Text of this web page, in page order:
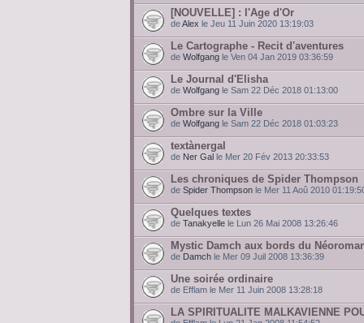
[NOUVELLE] : l'Age d'Or
deAlex le Jeu 11 Juin 2020 13:19:03
Le Cartographe - Recit d'aventures
de Wolfgang le Ven 04 Jan 2019 03:36:59
Le Journal d'Elisha
de Wolfgang le Sam 22 Déc 2018 01:13:00
Ombre sur la Ville
de Wolfgang le Sam 22 Déc 2018 01:03:23
textànergal
de Ner Gal le Mer 20 Fév 2013 20:33:53
Les chroniques de Spider Thompson
de Spider Thompson le Mer 11 Aoû 2010
Quelques textes
de Tanakyelle le Lun 26 Mai 2008 13:26:46
Mystic Damch aux bords du
de Damch le Mer 09 Juil 2008 13:36:39
Une soirée ordinaire
de Efflam le Mer 11 Juin 2008 13:28:18
LA SPIRITUALITE MALKAVIENNE